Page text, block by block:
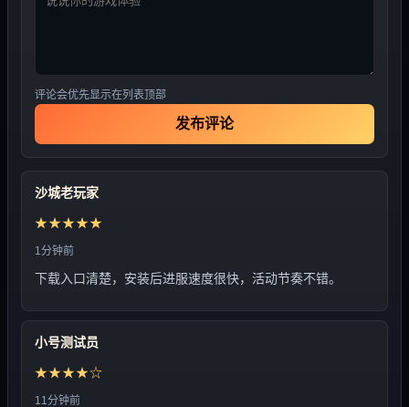
评论会优先显示在列表顶部
发布评论
沙城老玩家
★★★★★
1分钟前
下载入口清楚，安装后进服速度很快，活动节奏不错。
小号测试员
★★★★☆
11分钟前